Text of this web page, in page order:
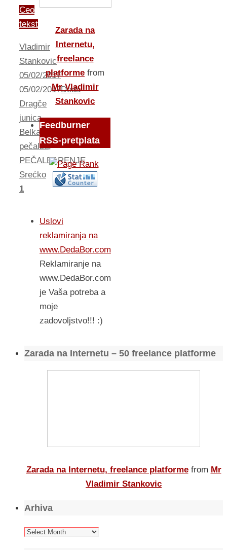
Ceo
tekst
Vladimir
Stankovic
05/02/2017
05/02/2017Deda
Dragče
junica
Belka
pečalba,
PEČALBARENJE,
Srećko
1
Zarada na
Internetu,
freelance
platforme from
Mr Vladimir
Stankovic
Feedburner
RSS-pretplata
Uslovi
reklamiranja na
www.DedaBor.com
Reklamiranje na
www.DedaBor.com
je Vaša potreba a
moje
zadovoljstvo!!! :)
Zarada na Internetu – 50 freelance platforme
Zarada na Internetu, freelance platforme from Mr
Vladimir Stankovic
Arhiva
Arhiva